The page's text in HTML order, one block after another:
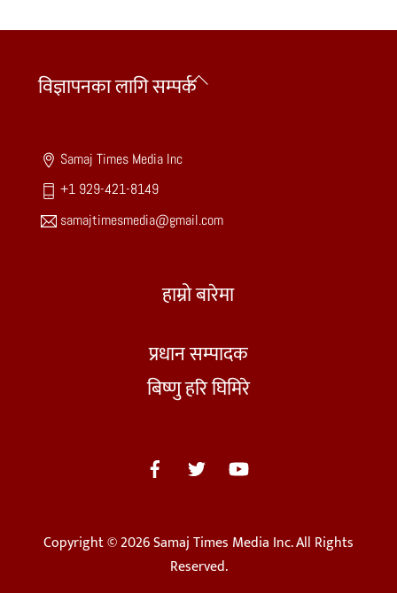
Back
विज्ञापनका लागि सम्पर्क
Samaj Times Media Inc
+1 929-421-8149
samajtimesmedia@gmail.com
हाम्रो बारेमा
प्रधान सम्पादक
बिष्णु हरि घिमिरे
Copyright © 2026 Samaj Times Media Inc. All Rights
Reserved.